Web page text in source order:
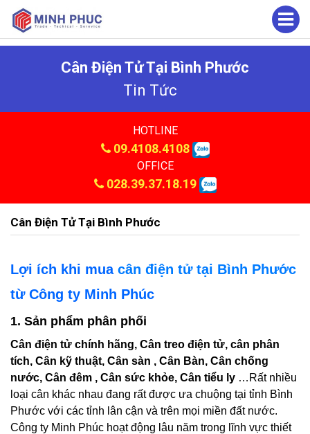
Cân Điện Tử Tại Bình Phước
Tin Tức
HOTLINE
09.4108.4108
OFFICE
028.39.37.18.19
Cân Điện Tử Tại Bình Phước
Lợi ích khi mua cân điện tử tại Bình Phước
từ Công ty Minh Phúc
1. Sản phẩm phân phối
Cân điện tử chính hãng, Cân treo điện tử, cân phân
tích, Cân kỹ thuật, Cân sàn , Cân Bàn, Cân chống
nước, Cân đêm , Cân sức khỏe, Cân tiểu ly …Rất nhiều
loại cân khác nhau đang rất được ưa chuộng tại tỉnh Bình
Phước với các tỉnh lân cận và trên mọi miền đất nước.
Công ty Minh Phúc hoạt động lâu năm trong lĩnh vực thiết